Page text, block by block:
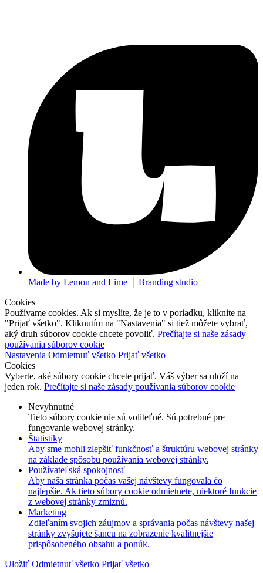
Made by Lemon and Lime │ Branding studio
Cookies
Používame cookies. Ak si myslíte, že je to v poriadku, kliknite na
"Prijať všetko". Kliknutím na "Nastavenia" si tiež môžete vybrať,
aký druh súborov cookie chcete povoliť. Prečítajte si naše zásady
používania súborov cookie
Nastavenia Odmietnuť všetko Prijať všetko
Cookies
Vyberte, aké súbory cookie chcete prijať. Váš výber sa uloží na
jeden rok. Prečítajte si naše zásady používania súborov cookie
Nevyhnutné
Tieto súbory cookie nie sú voliteľné. Sú potrebné pre
fungovanie webovej stránky.
Štatistiky
Aby sme mohli zlepšiť funkčnosť a štruktúru webovej stránky
na základe spôsobu používania webovej stránky.
Používateľská spokojnosť
Aby naša stránka počas vašej návštevy fungovala čo
najlepšie. Ak tieto súbory cookie odmietnete, niektoré funkcie
z webovej stránky zmiznú.
Marketing
Zdieľaním svojich záujmov a správania počas návštevy našej
stránky zvyšujete šancu na zobrazenie kvalitnejšie
prispôsobeného obsahu a ponúk.
Uložiť Odmietnuť všetko Prijať všetko